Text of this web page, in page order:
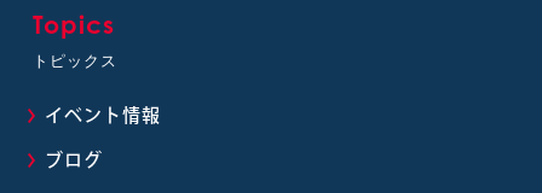
Topics
トピックス
イベント情報
ブログ